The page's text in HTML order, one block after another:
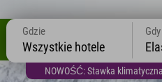
NOWOŚĆ: Stawka
Gdzie
Wszystkie hotele
Gdy